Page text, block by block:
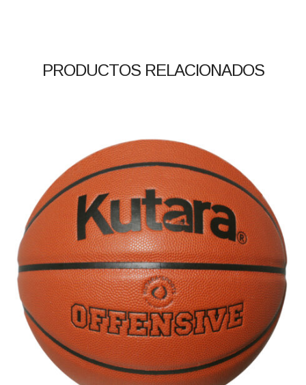
PRODUCTOS RELACIONADOS
$101.00